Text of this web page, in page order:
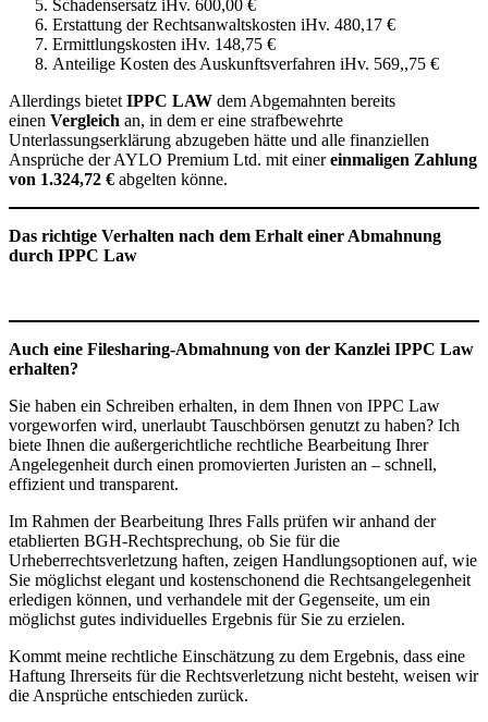
Schadensersatz iHv. 600,00 €
Erstattung der Rechtsanwaltskosten iHv. 480,17 €
Ermittlungskosten iHv. 148,75 €
Anteilige Kosten des Auskunftsverfahren iHv. 569,,75 €
Allerdings bietet IPPC LAW dem Abgemahnten bereits
einen Vergleich an, in dem er eine strafbewehrte
Unterlassungserklärung abzugeben hätte und alle finanziellen
Ansprüche der AYLO Premium Ltd. mit einereinmaligen Zahlung
von 1.324,72 € abgelten könne.
Das richtige Verhalten nach dem Erhalt einer Abmahnung
durch IPPC Law
Auch eine Filesharing-Abmahnung von der Kanzlei IPPC Law
erhalten?
Sie haben ein Schreiben erhalten, in dem Ihnen von IPPC Law
vorgeworfen wird, unerlaubt Tauschbörsen genutzt zu haben? Ich
biete Ihnen die außergerichtliche rechtliche Bearbeitung Ihrer
Angelegenheit durch einen promovierten Juristen an – schnell,
effizient und transparent.
Im Rahmen der Bearbeitung Ihres Falls prüfen wir anhand der
etablierten BGH-Rechtsprechung, ob Sie für die
Urheberrechtsverletzung haften, zeigen Handlungsoptionen auf, wie
Sie möglichst elegant und kostenschonend die Rechtsangelegenheit
erledigen können, und verhandele mit der Gegenseite, um ein
möglichst gutes individuelles Ergebnis für Sie zu erzielen.
Kommt meine rechtliche Einschätzung zu dem Ergebnis, dass eine
Haftung Ihrerseits für die Rechtsverletzung nicht besteht, weisen wir
die Ansprüche entschieden zurück.